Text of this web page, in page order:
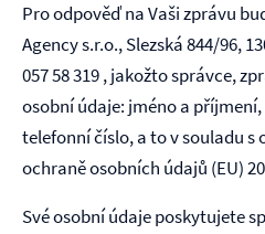
Pro odpověď na Vaši zprávu
Agency s.r.o.,Slezská 844/96,
057 58 319, jakožto správce,
osobní údaje: jméno a
telefonní číslo, a to v souladu s
ochraně osobních údajů (EU)
Své osobní údaje poskytujete